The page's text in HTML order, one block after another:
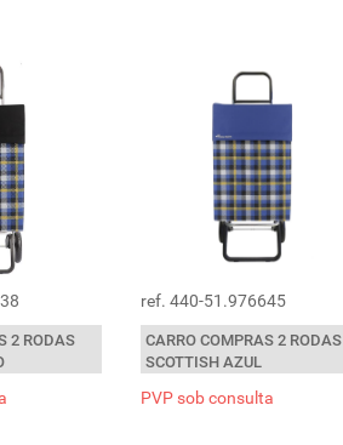
2 RODAS
ref. 440-51.976645
CARRO COMPRAS 2 RODAS
SCOTTISH AZUL
PVP sob consulta